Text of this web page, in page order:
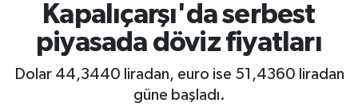
Kapalıçarşı'da serbest
piyasada döviz fiyatları
Dolar 44,3440 liradan, euro ise 51,4360 liradan
güne başladı.
ENERJİ HABERİ
Trafik Durumu
Tüm Manşetler